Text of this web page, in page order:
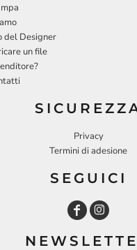
del Designer
un file
Privacy
Termini di adesione
SEGUICI